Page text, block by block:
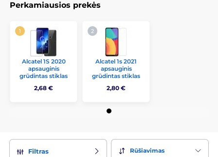
Perkamiausios prekės
Alcatel 1S 2020
apsauginis
grūdintas stiklas
2,68 €
Alcatel 1s 2021
apsauginis
grūdintas stiklas
2,80 €
Filtras Rūšiavimas